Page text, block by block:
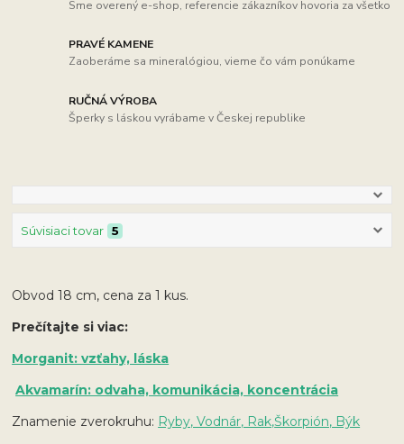
Sme overený e-shop, referencie zákazníkov hovoria za všetko
PRAVÉ KAMENE
Zaoberáme sa mineralógiou, vieme čo vám ponúkame
RUČNÁ VÝROBA
Šperky s láskou vyrábame v Českej republike
Súvisiaci tovar 5
Obvod 18 cm, cena za 1 kus.
Prečítajte si viac:
Morganit: vzťahy, láska
Akvamarín: odvaha, komunikácia, koncentrácia
Znamenie zverokruhu: Ryby, Vodnár, Rak,Škorpión, Býk